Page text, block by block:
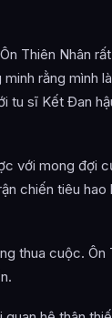
Thiên Nhân
rằng mình
tu sĩ Kết Đan
với mong đợi
chiến tiêu hao
thua cuộc. Ôn